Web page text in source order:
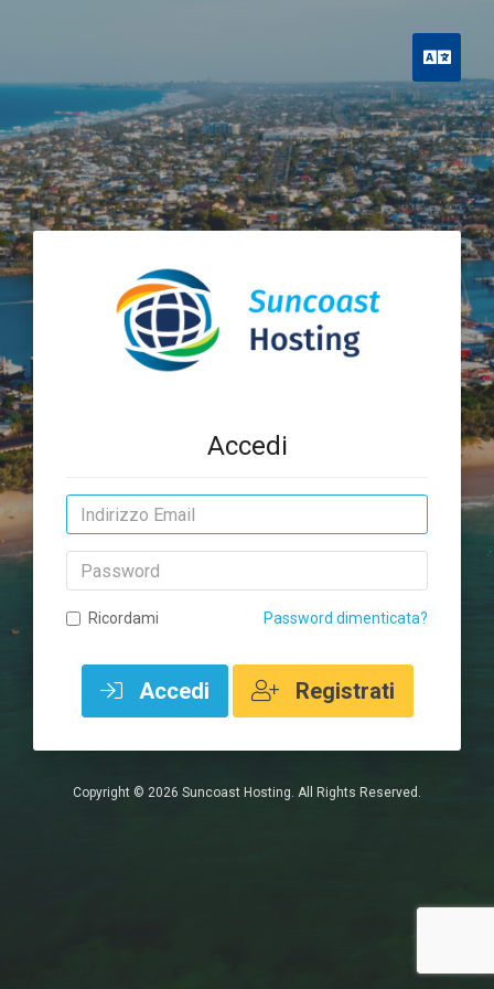
Accedi
Indirizzo
Email
Password
Ricordami Password dimenticata?
Accedi Registrati
Copyright © 2026 Suncoast Hosting. All Rights Reserved.